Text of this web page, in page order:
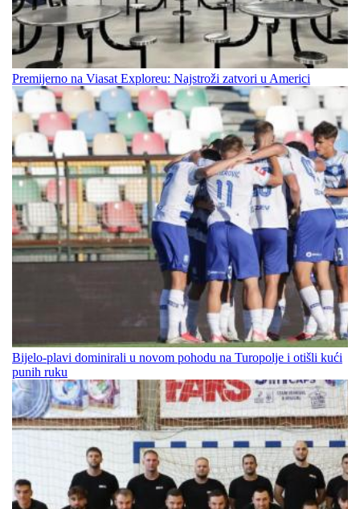
Premijerno na Viasat Exploreu: Najstroži zatvori u Americi
Bijelo-plavi dominirali u novom pohodu na Turopolje i otišli kući
punih ruku